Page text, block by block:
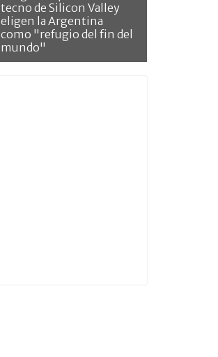
tecno de Silicon Valley
eligen la Argentina
como "refugio del fin del
mundo"